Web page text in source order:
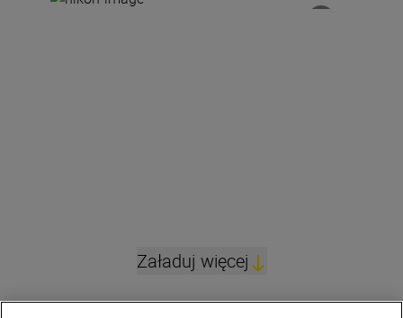
Załaduj więcej